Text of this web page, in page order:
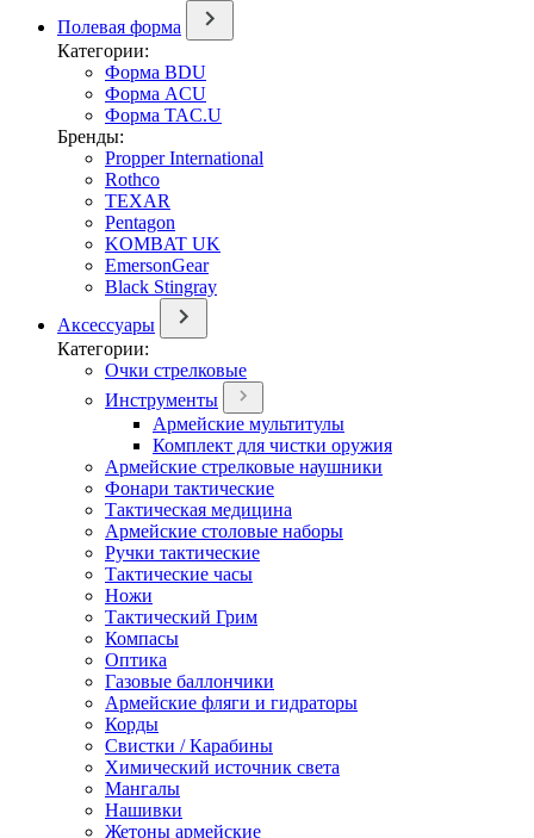
Полевая форма
Категории:
Форма BDU
Форма ACU
Форма TAC.U
Бренды:
Propper International
Rothco
TEXAR
Pentagon
KOMBAT UK
EmersonGear
Black Stingray
Аксессуары
Категории:
Очки стрелковые
Инструменты
Армейские мультитулы
Комплект для чистки оружия
Армейские стрелковые наушники
Фонари тактические
Тактическая медицина
Армейские столовые наборы
Ручки тактические
Тактические часы
Ножи
Тактический Грим
Компасы
Оптика
Газовые баллончики
Армейские фляги и гидраторы
Корды
Свистки / Карабины
Химический источник света
Мангалы
Нашивки
Жетоны армейские